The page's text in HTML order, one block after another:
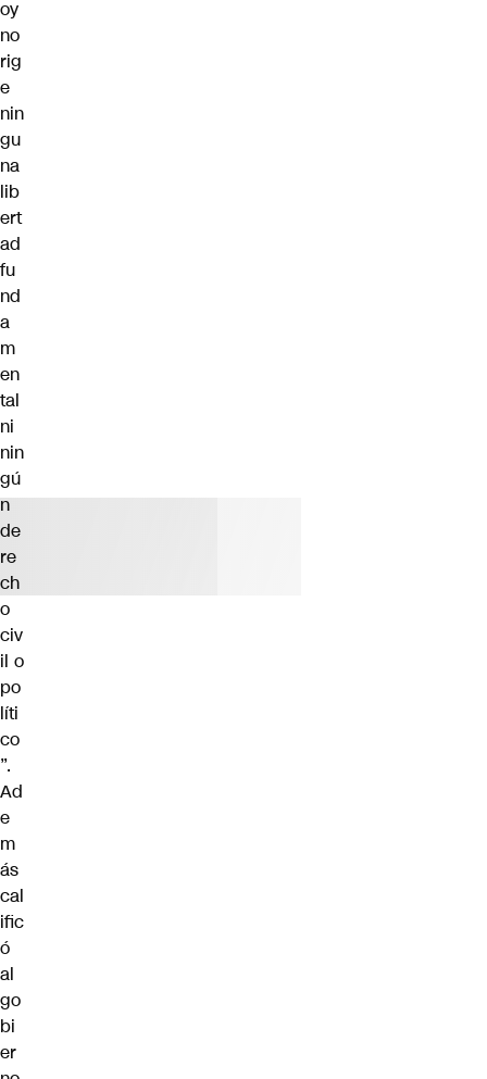
oy
no
rig
e
nin
gu
na
lib
ert
ad
fu
nd
a
m
en
tal
ni
nin
gú
n
de
re
ch
o
civ
il o
po
líti
co
”.
Ad
e
m
ás
cal
ific
ó
al
go
bi
er